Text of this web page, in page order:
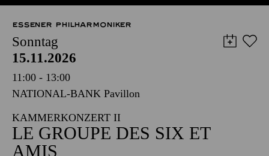
Die Veranstaltung ist vom Angebot der TUPcard ausgeschlossen.
ESSENER PHILHARMONIKER
Sonntag
15.11.2026
11:00 - 13:00
NATIONAL-BANK Pavillon